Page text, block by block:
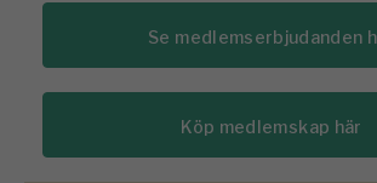
Se medlemserbjudanden
Köp medlemskap här